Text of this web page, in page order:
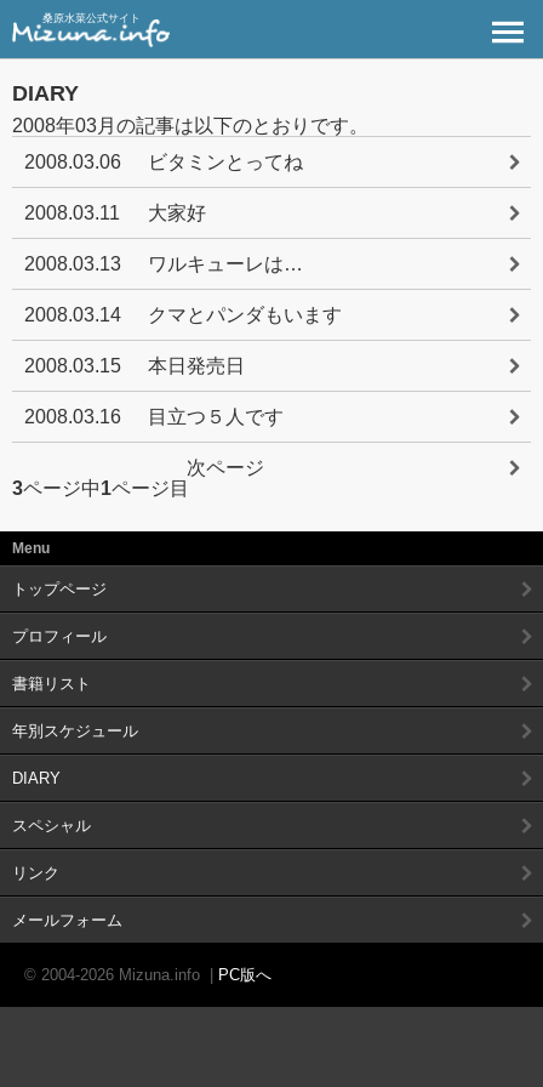
桑原水菜公式サイト
DIARY
2008年03月の記事は以下のとおりです。
2008.03.06
ビタミンとってね
2008.03.11 大家好
2008.03.13 ワルキューレは…
2008.03.14 クマとパンダもいます
2008.03.15 本日発売日
2008.03.16 目立つ５人です
次ページ
3ページ中1ページ目
Menu
トップページ
プロフィール
書籍リスト
年別スケジュール
DIARY
スペシャル
リンク
メールフォーム
© 2004-2026 Mizuna.info PC版へ